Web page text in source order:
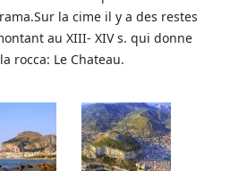
la cime il y a des restes
au XIII- XIV s. qui donne
rocca: Le Chateau.